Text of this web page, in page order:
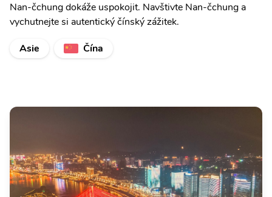
Nan-čchung dokáže uspokojit. Navštivte Nan-čchung a
vychutnejte si autentický čínský zážitek.
Asie
Čína